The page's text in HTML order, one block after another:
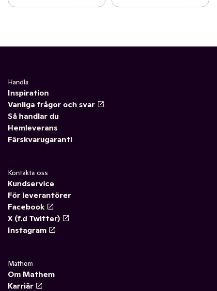
Handla
Inspiration
Vanliga frågor och svar
Så handlar du
Hemleverans
Färskvarugaranti
Kontakta oss
Kundservice
För leverantörer
Facebook
X (f.d Twitter)
Instagram
Mathem
Om Mathem
Karriär